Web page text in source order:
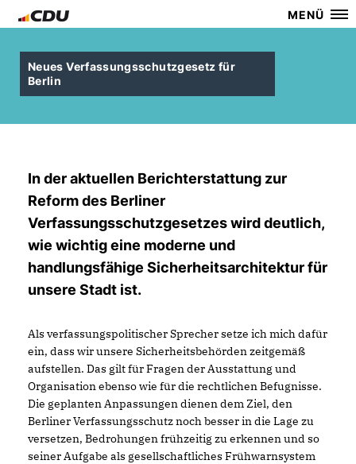
MENÜ
Neues Verfassungsschutzgesetz für
Berlin
In der aktuellen Berichterstattung zur
Reform des Berliner
Verfassungsschutzgesetzes wird deutlich,
wie wichtig eine moderne und
handlungsfähige Sicherheitsarchitektur für
unsere Stadt ist.
Als verfassungspolitischer Sprecher setze ich mich dafür
ein, dass wir unsere Sicherheitsbehörden zeitgemäß
aufstellen. Das gilt für Fragen der Ausstattung und
Organisation ebenso wie für die rechtlichen Befugnisse.
Die geplanten Anpassungen dienen dem Ziel, den
Berliner Verfassungsschutz noch besser in die Lage zu
versetzen, Bedrohungen frühzeitig zu erkennen und so
seiner Aufgabe als gesellschaftliches Frühwarnsystem